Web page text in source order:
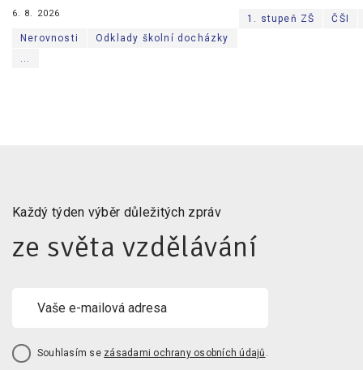
6. 8. 2026
Nerovnosti
Odklady školní docházky
1. stupeň ZŠ ČŠI
Každý týden výběr důležitých zpráv
ze světa vzdělávání
Souhlasím se zásadami ochrany osobních údajů